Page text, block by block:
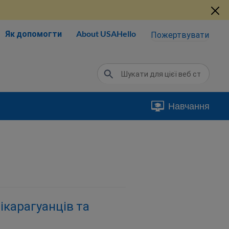
Як допомогти About USAHello Пожертвувати
Навчання
та